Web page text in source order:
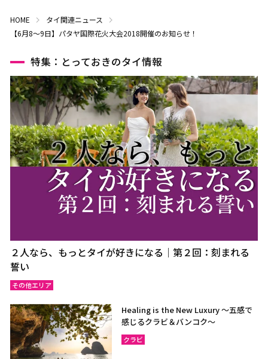
HOME
タイ関連ニュース
【6月8～9日】パタヤ国際花火大会2018開催のお知らせ！
特集：とっておきのタイ情報
２人なら、もっとタイが好きになる｜第２回：刻まれる
誓い
その他エリア
Healing is the New Luxury ～五感で
感じるクラビ＆バンコク～
クラビ